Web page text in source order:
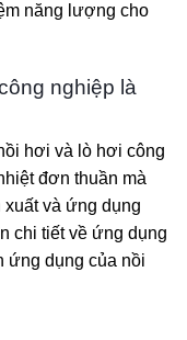
năng lượng cho
nghiệp là
hơi và lò hơi công
đơn thuần mà
xuất và ứng dụng
chi tiết về ứng dụng
ứng dụng của nồi